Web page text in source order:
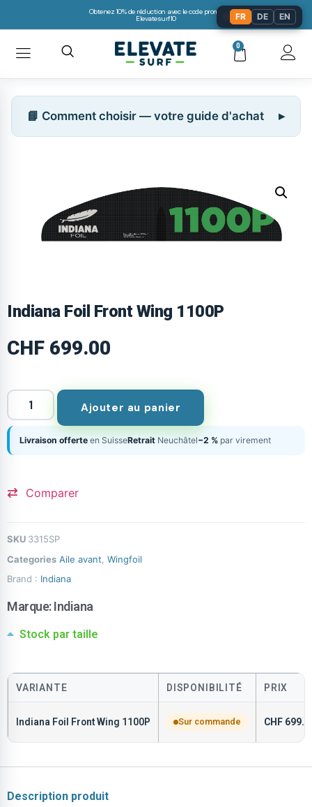
Obtenez 10% de réduction avec le code promo:
Elevatesurf10
0
📘 Comment choisir — votre guide d'achat
Indiana Foil Front Wing 1100P
CHF 699.00
Ajouter au panier
Livraison offerte en SuisseRetrait Neuchâtel−2 % par virement
Comparer
SKU 3315SP
Categories Aile avant Wingfoil
Brand : Indiana
Marque:Indiana
Stock par taille
VARIANTE DISPONIBILITÉ PRIX
Indiana Foil Front Wing 1100P Sur commande CHF
Description produit
FR DE EN